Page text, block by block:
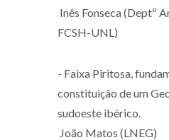
Inês Fonseca (Deptº
FCSH-UNL)
- Faixa Piritosa,
constituição de um
sudoeste ibérico.
João Matos (LNEG)